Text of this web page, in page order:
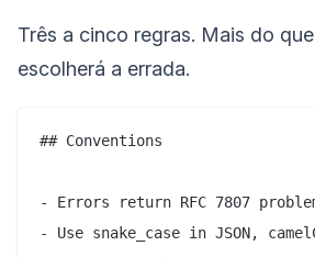
Três a cinco regras. Mais do
escolherá a errada.
## Conventions
- Errors return RFC 7807
- Use snake_case in JSON,